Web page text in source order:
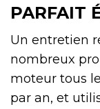
PARFAIT
Un entretien
nombreux
moteur tous
par an, et